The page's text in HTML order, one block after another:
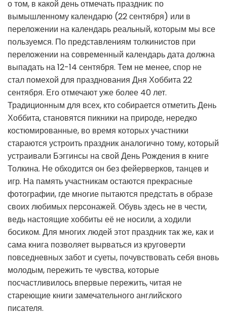
о том, в какой день отмечать праздник: по
вымышленному календарю (22 сентября) или в
переложении на календарь реальный, которым мы все
пользуемся. По представлениям толкинистов при
переложении на современный календарь дата должна
выпадать на 12-14 сентября. Тем не менее, спор не
стал помехой для празднования Дня Хоббита 22
сентября. Его отмечают уже более 40 лет.
Традиционным для всех, кто собирается отметить День
Хоббита, становятся пикники на природе, нередко
костюмированные, во время которых участники
стараются устроить праздник аналогично тому, который
устраивали Бэггинсы на свой День Рождения в книге
Толкина. Не обходится он без фейерверков, танцев и
игр. На память участникам остаются прекрасные
фотографии, где многие пытаются предстать в образе
своих любимых персонажей. Обувь здесь не в чести,
ведь настоящие хоббиты её не носили, а ходили
босиком. Для многих людей этот праздник так же, как и
сама книга позволяет вырваться из круговерти
повседневных забот и суеты, почувствовать себя вновь
молодым, пережить те чувства, которые
посчастливилось впервые пережить, читая не
стареющие книги замечательного английского
писателя.